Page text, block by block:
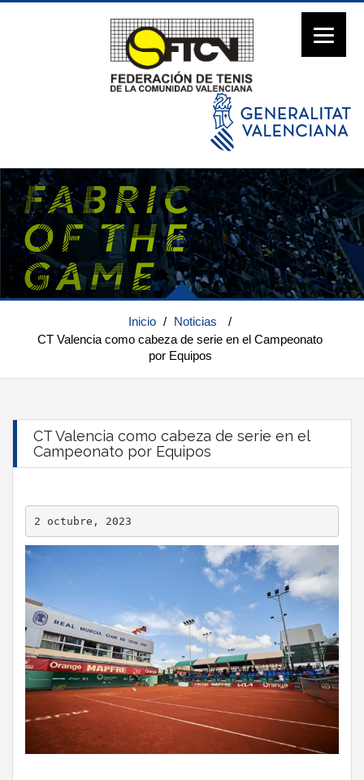
Inicio / Noticias
/
CT Valencia como cabeza de serie en el Campeonato
por Equipos
CT Valencia como cabeza de serie en el
Campeonato por Equipos
2 octubre, 2023